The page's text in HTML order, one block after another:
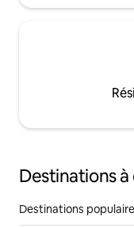
Destinations
Destinations